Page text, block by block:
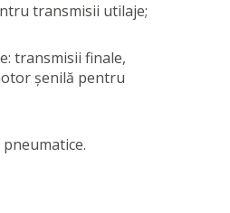
transmisii utilaje;
transmisii finale,
șenilă pentru